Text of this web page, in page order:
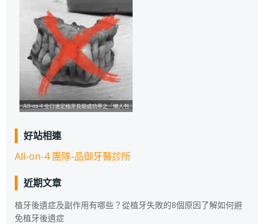
好站相連
All-on-4 團隊-品御牙醫診所
近期文章
植牙後遺症及副作用有哪些？從植牙失敗的8個原因了解如何避
免植牙後遺症